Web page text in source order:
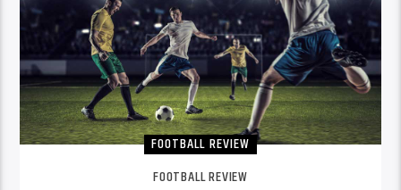
FOOTBALL REVIEW
FOOTBALL REVIEW